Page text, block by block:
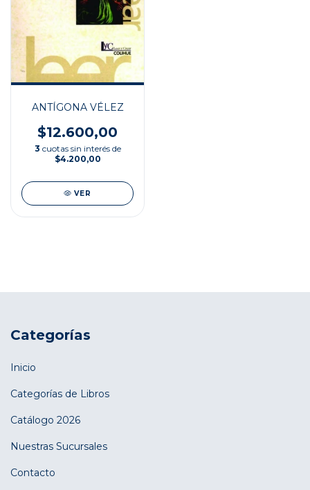
ANTÍGONA VÉLEZ
$12.600,00
3 cuotas sin interés de
$4.200,00
VER
Categorías
Inicio
Categorías de Libros
Catálogo 2026
Nuestras Sucursales
Contacto